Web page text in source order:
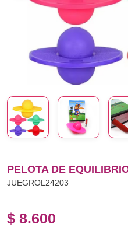
PELOTA DE
JUEGROL24203
$ 8.600